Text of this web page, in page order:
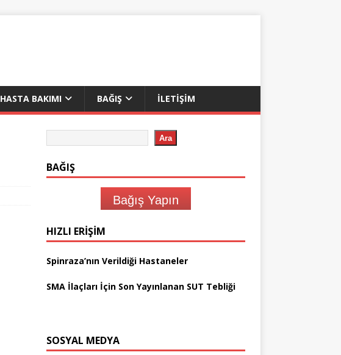
HASTA BAKIMI BAĞIŞ İLETIŞIM
Ara
BAĞIŞ
Bağış Yapın
HIZLI ERIŞIM
Spinraza’nın Verildiği Hastaneler
SMA İlaçları İçin Son Yayınlanan SUT Tebliği
SOSYAL MEDYA